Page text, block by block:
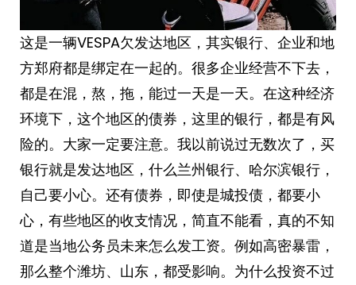
这是一辆VESPA欠发达地区，其实银行、企业和地
方郑府都是绑定在一起的。很多企业经营不下去，
都是在混，熬，拖，能过一天是一天。在这种经济
环境下，这个地区的债券，这里的银行，都是有风
险的。大家一定要注意。我以前说过无数次了，买
银行就是发达地区，什么兰州银行、哈尔滨银行，
自己要小心。还有债券，即使是城投债，都要小
心，有些地区的收支情况，简直不能看，真的不知
道是当地公务员未来怎么发工资。例如高密暴雷，
那么整个潍坊、山东，都受影响。为什么投资不过